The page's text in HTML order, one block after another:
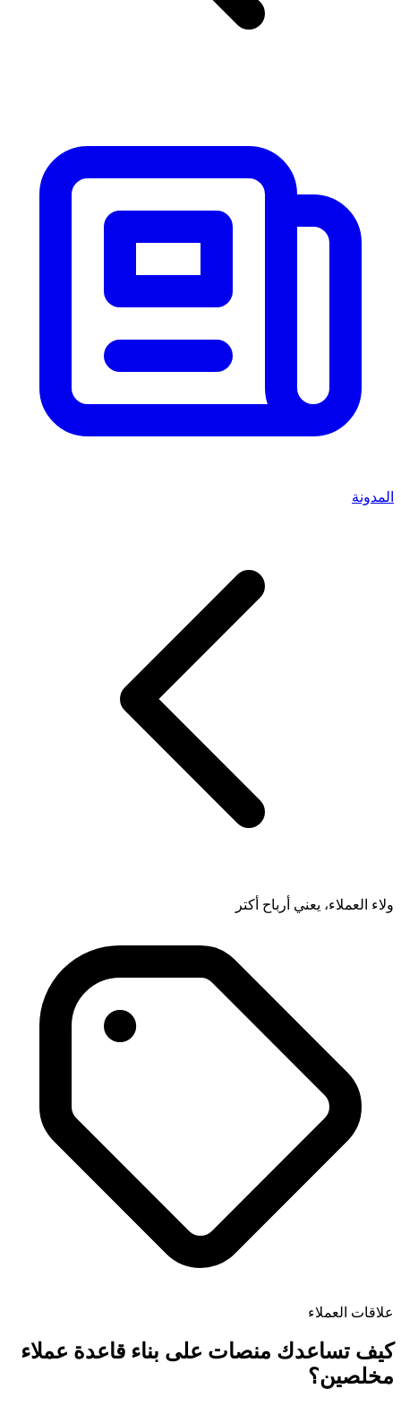
المدونة
ولاء العملاء، يعني أرباح أكتر
علاقات العملاء
كيف تساعدك منصات على بناء قاعدة عملاء
مخلصين؟